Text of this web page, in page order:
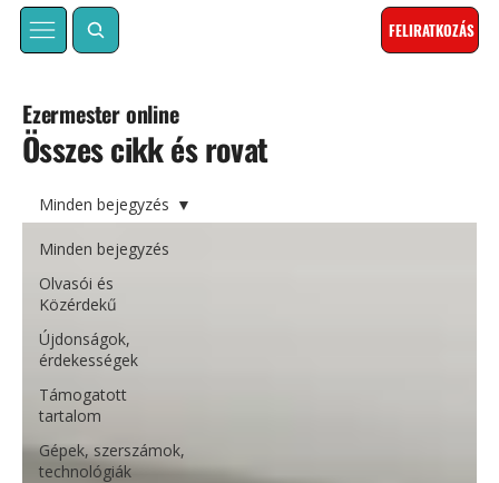
FELIRATKOZÁS
Összes cikk és rovat
Ezermester online
Minden bejegyzés
Olvasói és
Közérdekű
Újdonságok,
érdekességek
Támogatott
tartalom
Gépek, szerszámok,
technológiák
Minden bejegyzés